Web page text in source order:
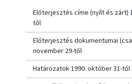
Előterjesztés címe (nyílt és zárt)
től
Előterjesztés dokumentumai
november 29-től
Határozatok 1990. október 31-től